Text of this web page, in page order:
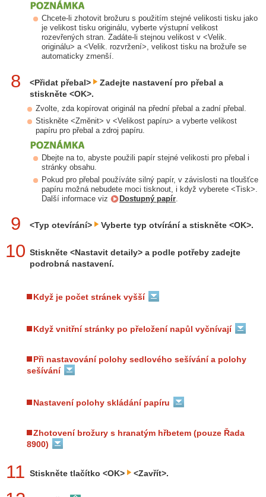
Chcete-li zhotovit brožuru s použitím stejné velikosti tisku jako
je velikost tisku originálu, vyberte výstupní velikost
rozevřených stran. Zadáte-li stejnou velikost v <Velik.
originálu> a <Velik. rozvržení>, velikost tisku na brožuře se
automaticky zmenší.
8 <Přidat přebal>
Zadejte nastavení pro přebal a
stiskněte <OK>.
Zvolte, zda kopírovat originál na přední přebal a zadní přebal.
Stiskněte <Změnit> v <Velikost papíru> a vyberte velikost
papíru pro přebal a zdroj papíru.
Dbejte na to, abyste použili papír stejné velikosti pro přebal i
stránky obsahu.
Pokud pro přebal používáte silný papír, v závislosti na tloušťce
papíru možná nebudete moci tisknout, i když vyberete <Tisk>.
Další informace viz
Dostupný papír.
9 <Typ otevírání> Vyberte typ otvírání a stiskněte <OK>.
10 Stiskněte <Nastavit detaily> a podle potřeby zadejte
podrobná nastavení.
Když je počet stránek vyšší
Když vnitřní stránky po přeložení napůl vyčnívají
Při nastavování polohy sedlového sešívání a polohy
sešívání
Nastavení polohy skládání papíru
Zhotovení brožury s hranatým hřbetem (pouze Řada
8900)
11 Stiskněte tlačítko <OK> <Zavřít>.